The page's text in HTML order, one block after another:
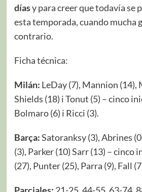
díasy para creer que todavía se
esta temporada, cuando mucha
contrario.
Ficha técnica:
Milán: LeDay (7), Mannion (14),
Shields (18) i Tonut (5) – cinco
Bolmaro (6) i Ricci (3).
Barça:Satoranksy (3), Abrines
(3), Parker (10) Sarr (13) – cinco
(27), Punter (25), Parra (9), Fall